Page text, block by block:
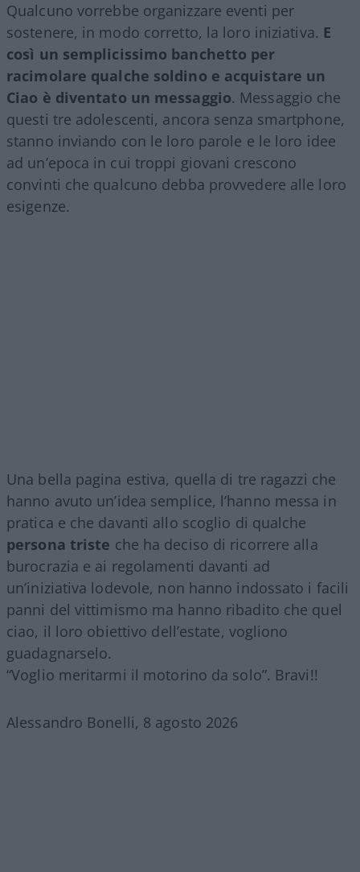
Qualcuno vorrebbe organizzare eventi per
sostenere, in modo corretto, la loro iniziativa. E
così un semplicissimo banchetto per
racimolare qualche soldino e acquistare un
Ciao è diventato un messaggio. Messaggio che
questi tre adolescenti, ancora senza smartphone,
stanno inviando con le loro parole e le loro idee
ad un’epoca in cui troppi giovani crescono
convinti che qualcuno debba provvedere alle loro
esigenze.
Una bella pagina estiva, quella di tre ragazzi che
hanno avuto un’idea semplice, l’hanno messa in
pratica e che davanti allo scoglio di qualche
persona triste che ha deciso di ricorrere alla
burocrazia e ai regolamenti davanti ad
un’iniziativa lodevole, non hanno indossato i facili
panni del vittimismo ma hanno ribadito che quel
ciao, il loro obiettivo dell’estate, vogliono
guadagnarselo.
“Voglio meritarmi il motorino da solo”. Bravi!!
Alessandro Bonelli, 8 agosto 2026